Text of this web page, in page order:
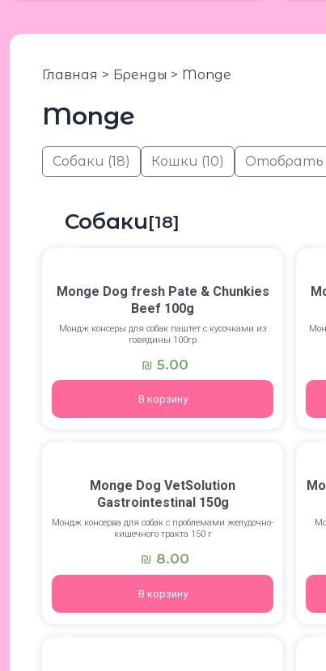
Главная Бренды Monge
Monge
Собаки (18) Кошки (10) Отобрать
Собаки[18]
Monge Dog fresh Pate & Chunkies
Beef 100g
Мондж консеры для собак паштет с кусочками из
говядины 100гр
₪ 5.00
В корзину
Monge Dog VetSolution
Gastrointestinal 150g
Мондж консерва для собак с проблемами желудочно-
кишечного тракта 150 г
₪ 8.00
В корзину